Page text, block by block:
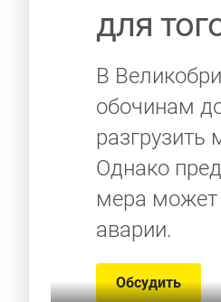
для
В
обочинам
разгрузить
Однако
мера может
аварии.
Обсудить